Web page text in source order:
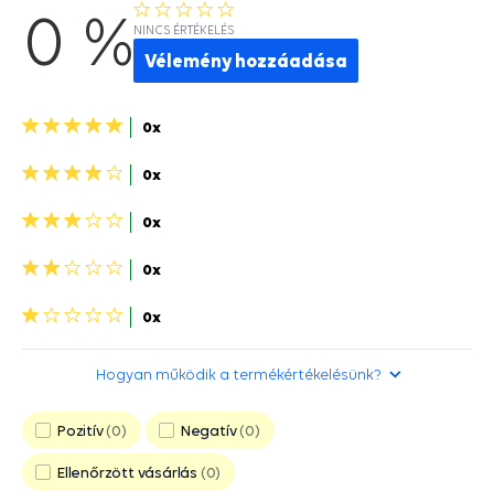
0 % NINCS ÉRTÉKELÉS
Vélemény hozzáadása
5
0x
4
0x
3
0x
2
0x
1
0x
Hogyan működik a termékértékelésünk?
Pozitív 0 Negatív 0
Ellenőrzött vásárlás 0